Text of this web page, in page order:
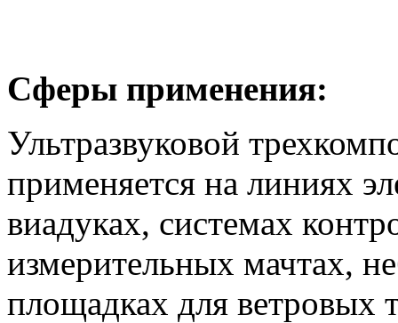
Сферы применения:
Ультразвуковой
применяется на линиях
виадуках, системах
измерительных мачтах,
площадках для ветровых